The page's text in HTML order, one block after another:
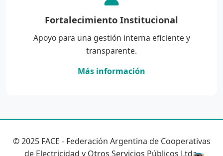
Fortalecimiento Institucional
Apoyo para una gestión interna eficiente y
transparente.
Más información
© 2025 FACE - Federación Argentina de Cooperativas
de Electricidad y Otros Servicios Públicos Ltda.